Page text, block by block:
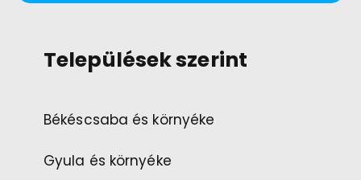
Települések szerint
Békéscsaba és környéke
Gyula és környéke